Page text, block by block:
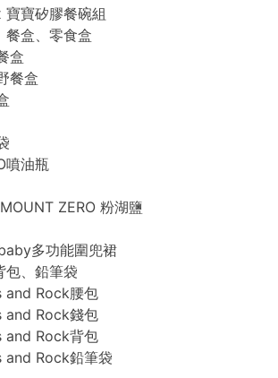
寶寶矽膠餐碗組
餐盒、零食盒
盒
餐盒
噴油瓶
ZERO 粉湖鹽
多功能圍兜裙
包、鉛筆袋
and Rock腰包
and Rock錢包
and Rock背包
and Rock鉛筆袋